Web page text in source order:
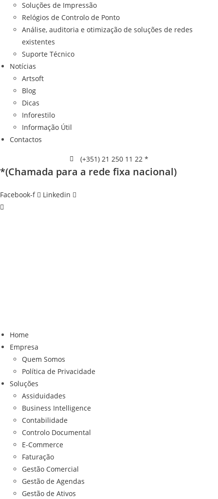
Soluções de Impressão
Relógios de Controlo de Ponto
Análise, auditoria e otimização de soluções de redes
existentes
Suporte Técnico
Notícias
Artsoft
Blog
Dicas
Inforestilo
Informação Útil
Contactos
(+351) 21 250 11 22 *
*(Chamada para a rede fixa nacional)
Facebook-f Linkedin
Home
Empresa
Quem Somos
Política de Privacidade
Soluções
Assiduidades
Business Intelligence
Contabilidade
Controlo Documental
E-Commerce
Faturação
Gestão Comercial
Gestão de Agendas
Gestão de Ativos